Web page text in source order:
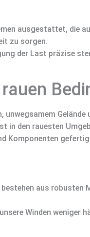
ausgestattet, die
zu sorgen.
der Last präzise
Gelände
in den rauesten
Komponenten
aus robusten
Winden weniger